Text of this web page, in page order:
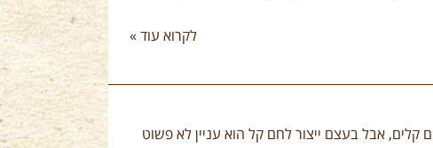
לקרוא עוד »
קלים, אבל בעצם ייצור לחם קל הוא עניין לא פשוט